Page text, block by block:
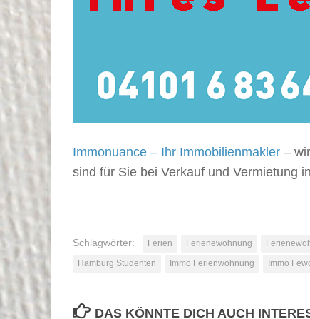
Immonuance – Ihr Immobilienmakler –
sind für Sie bei Verkauf und Vermietung
Schlagwörter: Ferien Ferienewohnung
Hamburg Studenten
Immo Ferienwohnung Immo
DAS KÖNNTE DICH AUCH